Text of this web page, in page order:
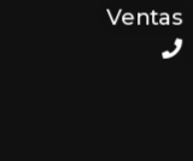
Ventas